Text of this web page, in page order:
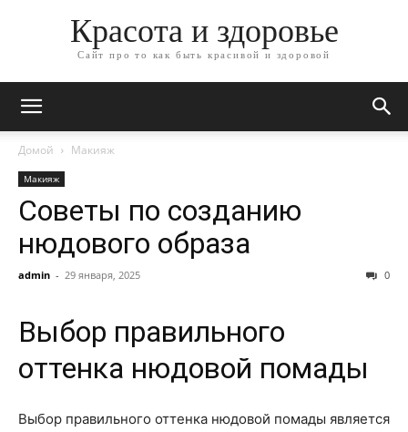
Красота и здоровье
Сайт про то как быть красивой и здоровой
Домой Макияж
Макияж
Советы по созданию
нюдового образа
admin - 29 января, 2025 0
Выбор правильного
оттенка нюдовой помады
Выбор правильного оттенка нюдовой помады является